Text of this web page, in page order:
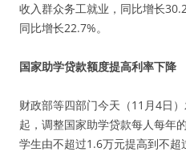
收入群众务工就业，同比增长
同比增长22.7%。
国家助学贷款额度提高利率下降
财政部等四部门今天（11月4日
起，调整国家助学贷款每人每年
学生由不超过1.6万元提高到不